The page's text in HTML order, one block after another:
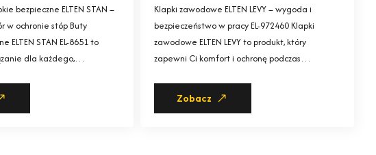
bezpieczne ELTEN STAN –
w ochronie stóp Buty
ELTEN STAN EL-8651 to
dla każdego,…
Klapki zawodowe ELTEN LEVY – wygoda i
bezpieczeństwo w pracy EL-972460 Klapki
zawodowe ELTEN LEVY to produkt, który
zapewni Ci komfort i ochronę podczas…
Zobacz